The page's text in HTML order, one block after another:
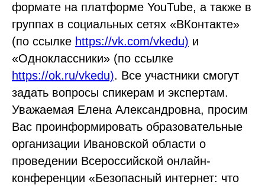
формате на платформе YouTube, а также в
группах в социальных сетях «ВКонтакте»
(по ссылке https://vk.com/vkedu) и
«Одноклассники» (по ссылке
https://ok.ru/vkedu). Все участники смогут
задать вопросы спикерам и экспертам.
Уважаемая Елена Александровна, просим
Вас проинформировать образовательные
организации Ивановской области о
проведении Всероссийской онлайн-
конференции «Безопасный интернет: что